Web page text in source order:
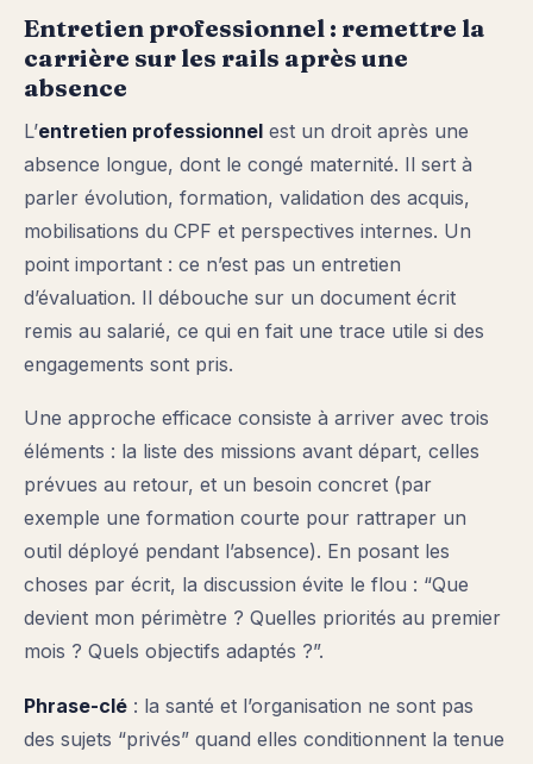
Entretien professionnel : remettre la
carrière sur les rails après une
absence
L’entretien professionnel est un droit après une
absence longue, dont le congé maternité. Il sert à
parler évolution, formation, validation des acquis,
mobilisations du CPF et perspectives internes. Un
point important : ce n’est pas un entretien
d’évaluation. Il débouche sur un document écrit
remis au salarié, ce qui en fait une trace utile si des
engagements sont pris.
Une approche efficace consiste à arriver avec trois
éléments : la liste des missions avant départ, celles
prévues au retour, et un besoin concret (par
exemple une formation courte pour rattraper un
outil déployé pendant l’absence). En posant les
choses par écrit, la discussion évite le flou : “Que
devient mon périmètre ? Quelles priorités au premier
mois ? Quels objectifs adaptés ?”.
Phrase-clé : la santé et l’organisation ne sont pas
des sujets “privés” quand elles conditionnent la tenue